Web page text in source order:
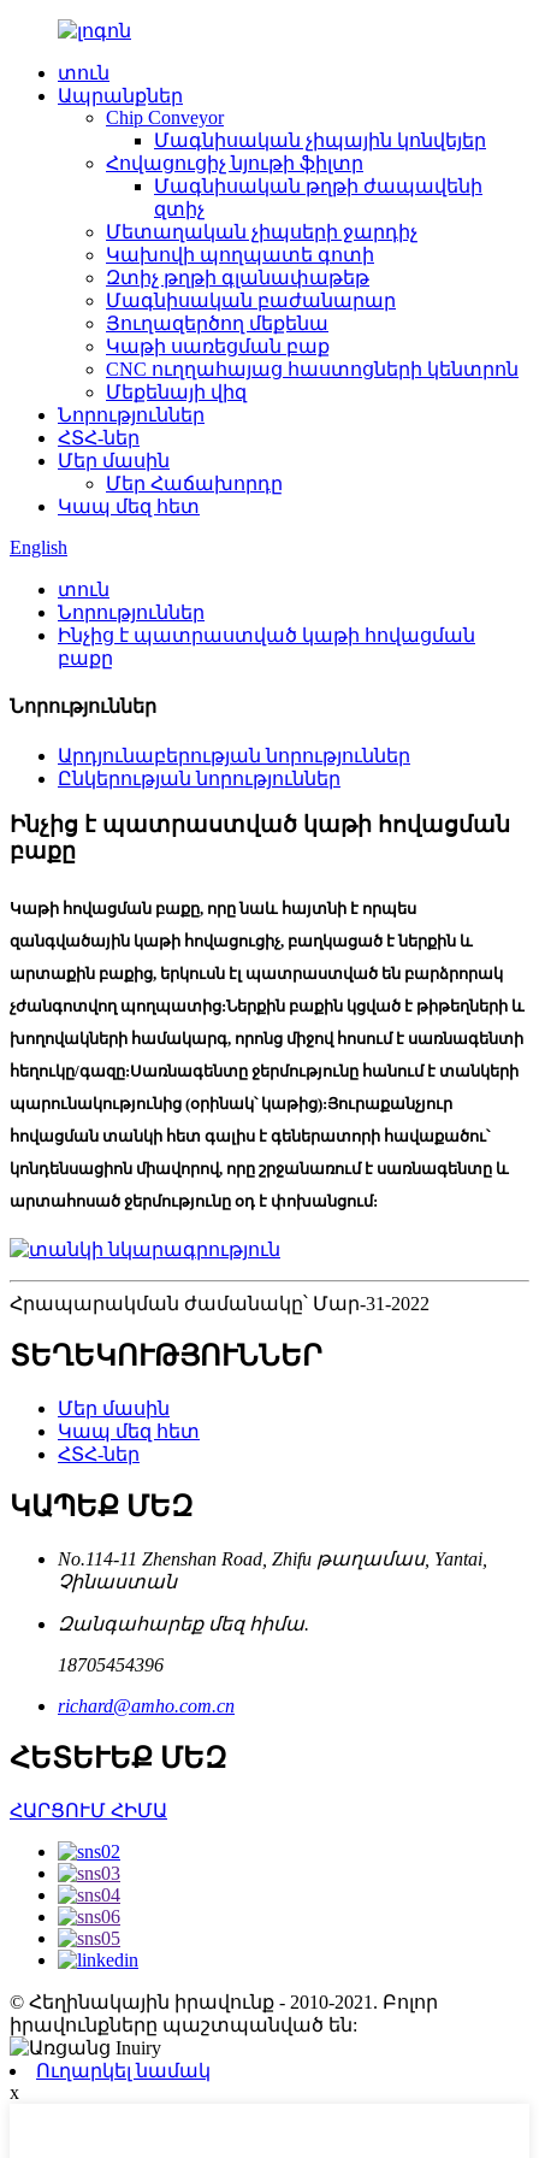
տուն
Ապրանքներ
Chip Conveyor
Մագնիսական չիպային կոնվեյեր
Հովացուցիչ նյութի ֆիլտր
Մագնիսական թղթի ժապավենի
զտիչ
Մետաղական չիպսերի ջարդիչ
Կախովի պողպատե գոտի
Զտիչ թղթի գլանափաթեթ
Մագնիսական բաժանարար
Յուղազերծող մեքենա
Կաթի սառեցման բաք
CNC ուղղահայաց հաստոցների կենտրոն
Մեքենայի վիզ
Նորություններ
ՀՏՀ-ներ
Մեր մասին
Մեր Հաճախորդը
Կապ մեզ հետ
English
տուն
Նորություններ
Ինչից է պատրաստված կաթի հովացման
բաքը
Նորություններ
Արդյունաբերության նորություններ
Ընկերության նորություններ
Ինչից է պատրաստված կաթի հովացման
բաքը
Կաթի հովացման բաքը, որը նաև հայտնի է որպես
զանգվածային կաթի հովացուցիչ, բաղկացած է ներքին և
արտաքին բաքից, երկուսն էլ պատրաստված են բարձրորակ
չժանգոտվող պողպատից:Ներքին բաքին կցված է թիթեղների և
խողովակների համակարգ, որոնց միջով հոսում է սառնագենտի
հեղուկը/գազը:Սառնագենտը ջերմությունը հանում է տանկերի
պարունակությունից (օրինակ՝ կաթից):Յուրաքանչյուր
հովացման տանկի հետ գալիս է գեներատորի հավաքածու՝
կոնդենսացիոն միավորով, որը շրջանառում է սառնագենտը և
արտահոսած ջերմությունը օդ է փոխանցում:
Հրապարակման ժամանակը՝ Մար-31-2022
ՏԵՂԵԿՈՒԹՅՈՒՆՆԵՐ
Մեր մասին
Կապ մեզ հետ
ՀՏՀ-ներ
ԿԱՊԵՔ ՄԵԶ
No.114-11 Zhenshan Road, Zhifu թաղամաս, Yantai,
Չինաստան
Զանգահարեք մեզ հիմա.
18705454396
richard@amho.com.cn
ՀԵՏԵՒԵՔ ՄԵԶ
ՀԱՐՑՈՒՄ ՀԻՄԱ
© Հեղինակային իրավունք - 2010-2021. Բոլոր
իրավունքները պաշտպանված են:
Ուղարկել նամակ
x